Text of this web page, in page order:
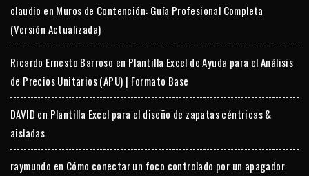
claudio en Muros de Contención: Guía Profesional Completa
(Versión Actualizada)
Ricardo Ernesto Barroso en Plantilla Excel de Ayuda para el Análisis
de Precios Unitarios (APU) | Formato Base
DAVID en Plantilla Excel para el diseño de zapatas céntricas &
aisladas
raymundo en Cómo conectar un foco controlado por un apagador